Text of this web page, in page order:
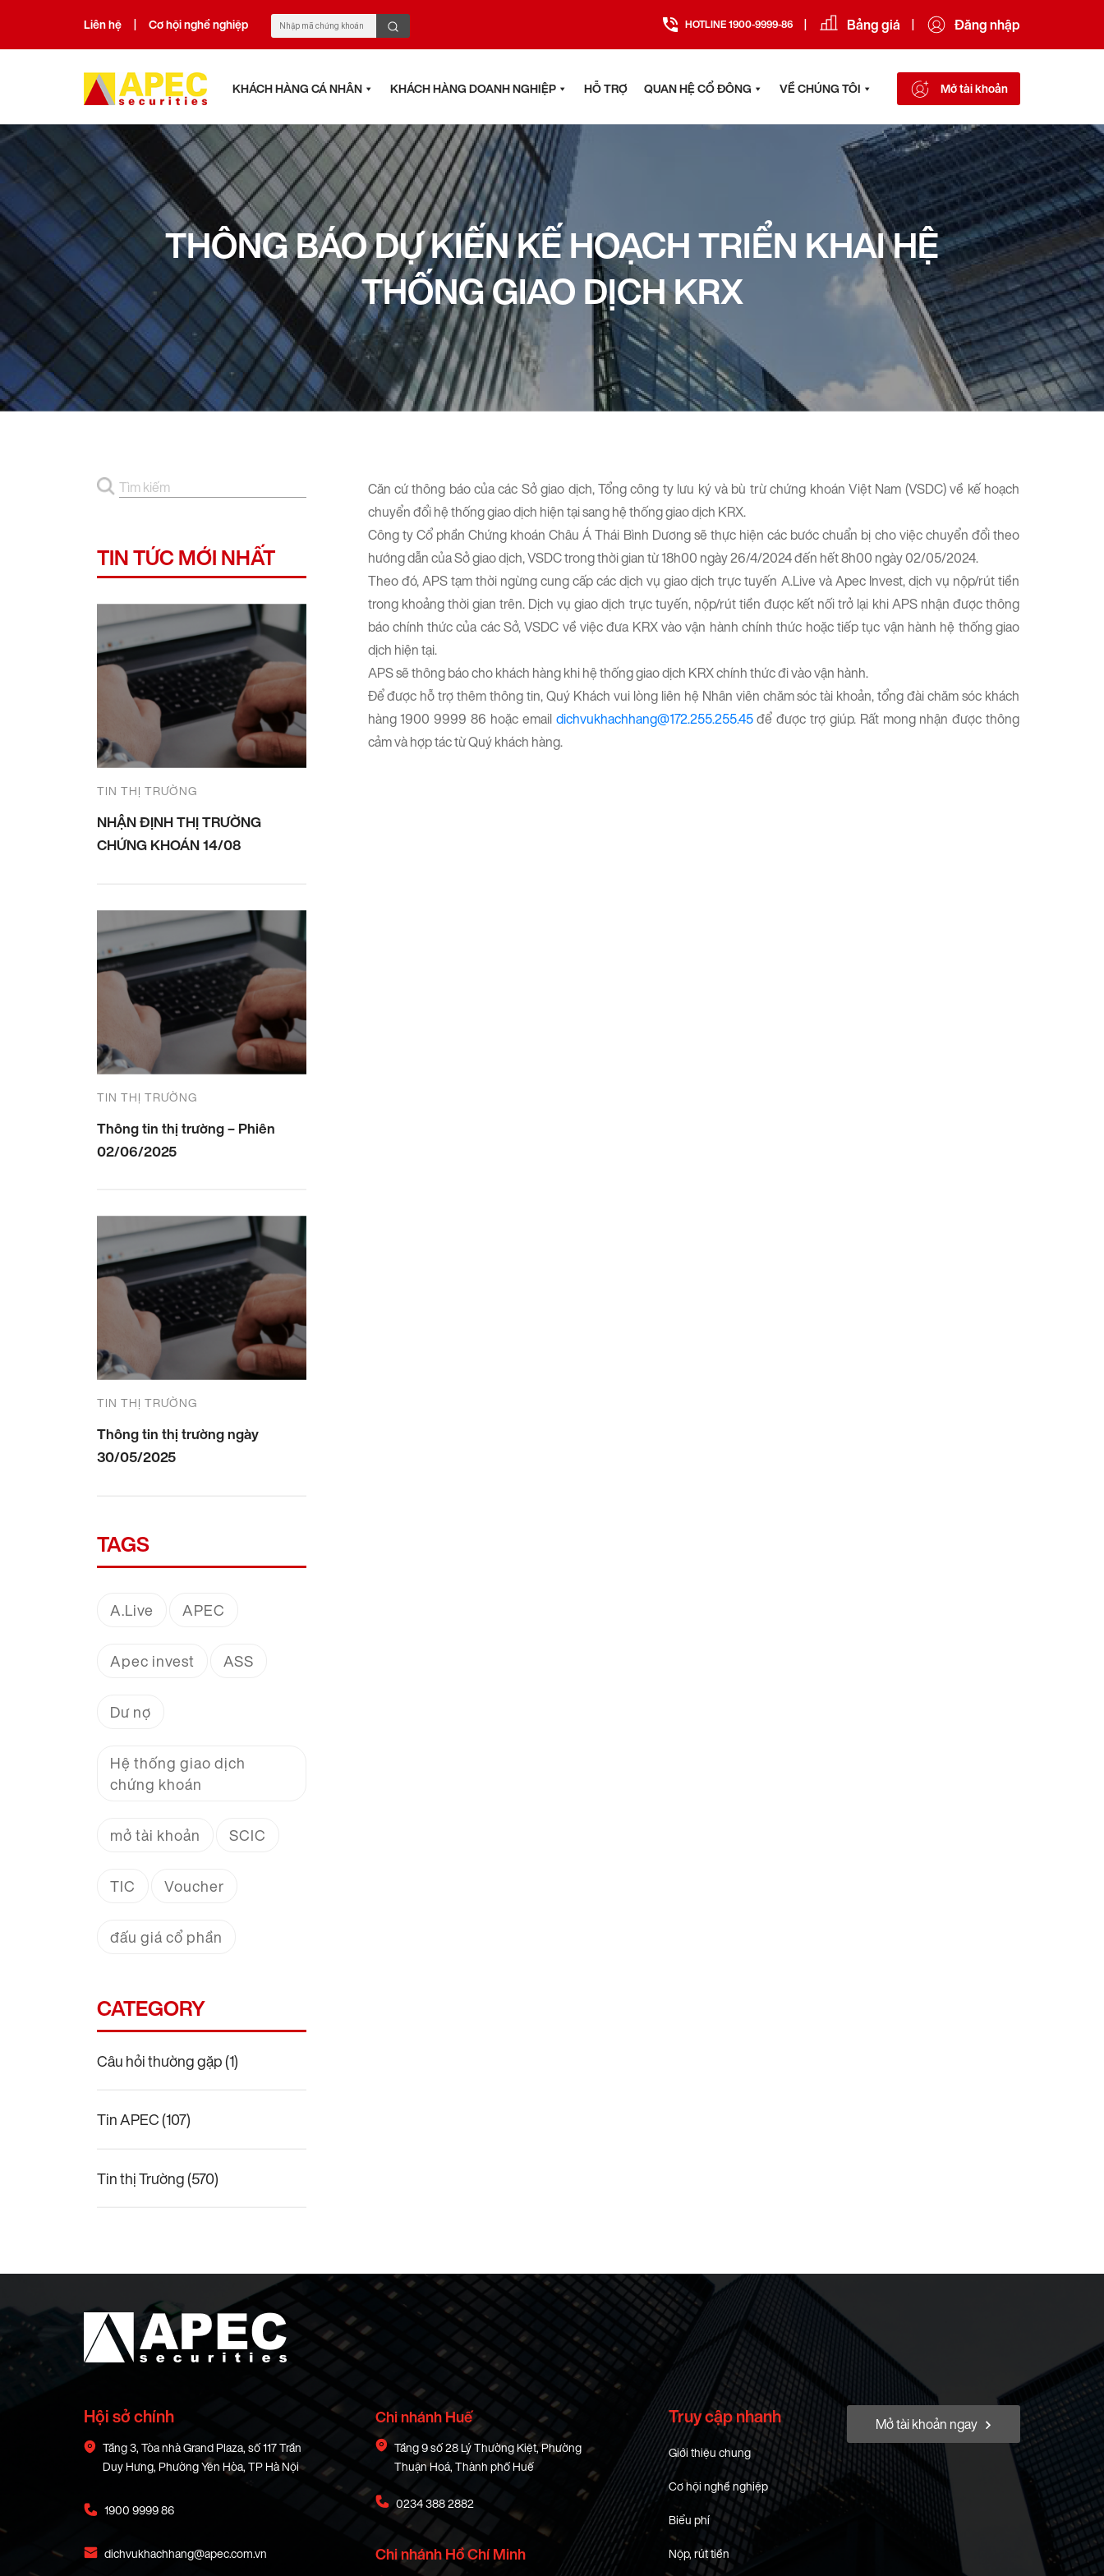
Liên hệ | Cơ hội nghề nghiệp HOTLINE 1900-9999-86 | Bảng giá | Đăng nhập
KHÁCH HÀNG CÁ NHÂN KHÁCH HÀNG DOANH NGHIỆP HỖ TRỢ QUAN HỆ CỔ ĐÔNG VỀ CHÚNG TÔI Mở tài khoản
THÔNG BÁO DỰ KIẾN KẾ HOẠCH TRIỂN KHAI HỆ
THỐNG GIAO DỊCH KRX
TIN TỨC MỚI NHẤT
TIN THỊ TRƯỜNG
NHẬN ĐỊNH THỊ TRƯỜNG
CHỨNG KHOÁN 14/08
TIN THỊ TRƯỜNG
Thông tin thị trường – Phiên
02/06/2025
TIN THỊ TRƯỜNG
Thông tin thị trường ngày
30/05/2025
TAGS
A.Live APEC
Apec invest ASS
Dư nợ
Hệ thống giao dịch
chứng khoán
mở tài khoản SCIC
TIC Voucher
đấu giá cổ phần
CATEGORY
Câu hỏi thường gặp(1)
Tin APEC(107)
Tin thị Trường(570)
Căn cứ thông báo của các Sở giao dịch, Tổng công ty lưu ký và bù trừ chứng khoán Việt Nam (VSDC) về kế hoạch
chuyển đổi hệ thống giao dịch hiện tại sang hệ thống giao dịch KRX.
Công ty Cổ phần Chứng khoán Châu Á Thái Bình Dương sẽ thực hiện các bước chuẩn bị cho việc chuyển đổi theo
hướng dẫn của Sở giao dịch, VSDC trong thời gian từ 18h00 ngày 26/4/2024 đến hết 8h00 ngày 02/05/2024.
Theo đó, APS tạm thời ngừng cung cấp các dịch vụ giao dịch trực tuyến A.Live và Apec Invest, dịch vụ nộp/rút tiền
trong khoảng thời gian trên. Dịch vụ giao dịch trực tuyến, nộp/rút tiền được kết nối trở lại khi APS nhận được thông
báo chính thức của các Sở, VSDC về việc đưa KRX vào vận hành chính thức hoặc tiếp tục vận hành hệ thống giao
dịch hiện tại.
APS sẽ thông báo cho khách hàng khi hệ thống giao dịch KRX chính thức đi vào vận hành.
Để được hỗ trợ thêm thông tin, Quý Khách vui lòng liên hệ Nhân viên chăm sóc tài khoản, tổng đài chăm sóc khách
hàng 1900 9999 86 hoặc email dichvukhachhang@172.255.255.45để được trợ giúp. Rất mong nhận được thông
cảm và hợp tác từ Quý khách hàng.
Mở tài khoản ngay
Hội sở chính
Tầng 3, Tòa nhà Grand Plaza, số 117 Trần
Duy Hưng, Phường Yên Hòa, TP Hà Nội
1900 9999 86
dichvukhachhang@apec.com.vn
Chi nhánh Huế
Tầng 9 số 28 Lý Thường Kiệt, Phường
Thuận Hoá, Thành phố Huế
0234 388 2882
Chi nhánh Hồ Chí Minh
Truy cập nhanh
Giới thiệu chung
Cơ hội nghề nghiệp
Biểu phí
Nộp, rút tiền